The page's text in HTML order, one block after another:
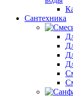
Сантехника